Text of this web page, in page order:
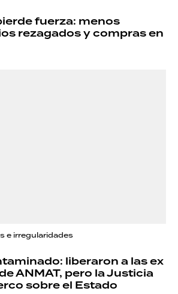
fuerza: menos
rezagados y compras en
e irregularidades
liberaron a las ex
ANMAT, pero la Justicia
sobre el Estado